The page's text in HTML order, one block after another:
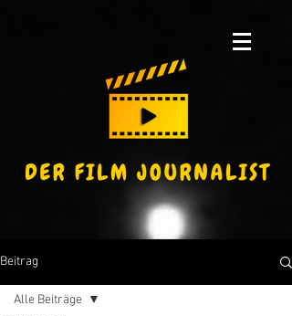
Beitrag
Alle Beiträge